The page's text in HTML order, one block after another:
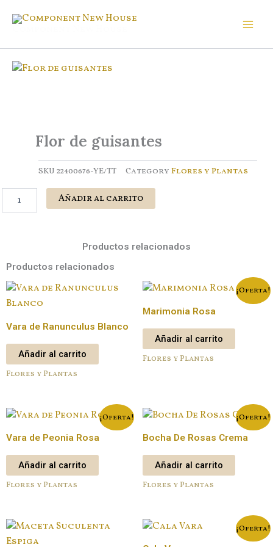
Flor de guisantes
SKU 22400676-YE/TT Category Flores y Plantas
Añadir al carrito
Productos relacionados
Productos relacionados
Vara de Ranunculus Blanco
Añadir al carrito
Flores y Plantas
¡Oferta!
Marimonia Rosa
Añadir al carrito
Flores y Plantas
¡Oferta!
Vara de Peonia Rosa
Añadir al carrito
Flores y Plantas
¡Oferta!
Bocha De Rosas Crema
Añadir al carrito
Flores y Plantas
¡Oferta!